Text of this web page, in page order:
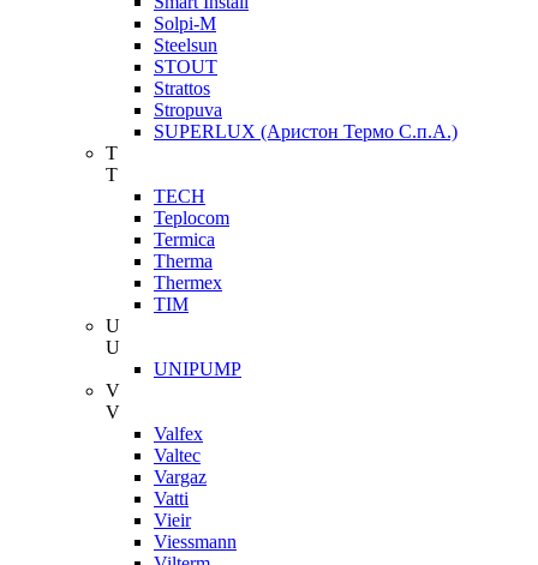
Solpi-M
Steelsun
STOUT
Strattos
Stropuva
SUPERLUX (Аристон Термо С.п.А.)
T
T
TECH
Teplocom
Termica
Therma
Thermex
TIM
U
U
UNIPUMP
V
V
Valfex
Valtec
Vargaz
Vatti
Vieir
Viessmann